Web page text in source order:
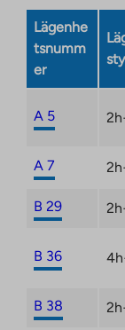
Lägenhe
tsnumm
er
A 5
A 7
B 29
B 36
B 38